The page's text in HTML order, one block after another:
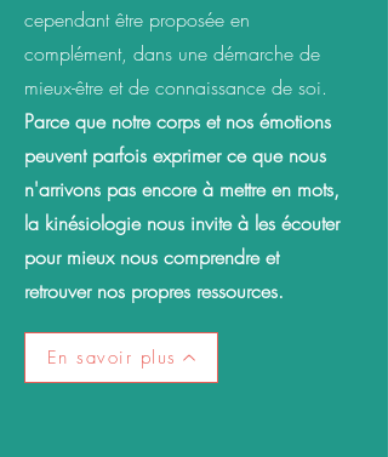
cependant être proposée en
complément, dans une démarche de
mieux-être et de connaissance de soi.
Parce que notre corps et nos émotions
peuvent parfois exprimer ce que nous
n'arrivons pas encore à mettre en mots,
la kinésiologie nous invite à les écouter
pour mieux nous comprendre et
retrouver nos propres ressources.
En savoir plus